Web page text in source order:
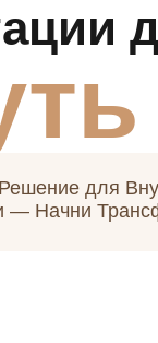
для
— Начни